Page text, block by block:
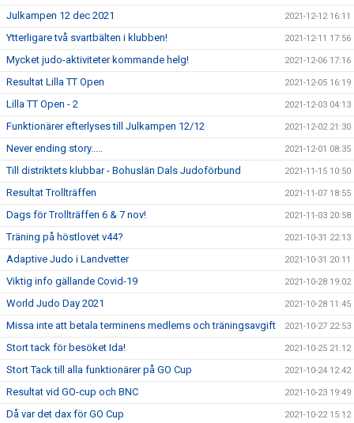
Julkampen 12 dec 2021 2021-12-12 16:11
Ytterligare två svartbälten i klubben! 2021-12-11 17:56
Mycket judo-aktiviteter kommande helg! 2021-12-06 17:16
Resultat Lilla TT Open 2021-12-05 16:19
Lilla TT Open - 2 2021-12-03 04:13
Funktionärer efterlyses till Julkampen 12/12 2021-12-02 21:30
Never ending story..... 2021-12-01 08:35
Till distriktets klubbar - Bohuslän Dals Judoförbund 2021-11-15 10:50
Resultat Trollträffen 2021-11-07 18:55
Dags för Trollträffen 6 & 7 nov! 2021-11-03 20:58
Träning på höstlovet v44? 2021-10-31 22:13
Adaptive Judo i Landvetter 2021-10-31 20:11
Viktig info gällande Covid-19 2021-10-28 19:02
World Judo Day 2021 2021-10-28 11:45
Missa inte att betala terminens medlems och träningsavgift 2021-10-27 22:53
Stort tack för besöket Ida! 2021-10-25 21:12
Stort Tack till alla funktionärer på GO Cup 2021-10-24 12:42
Resultat vid GO-cup och BNC 2021-10-23 19:49
Då var det dax för GO Cup 2021-10-22 15:12